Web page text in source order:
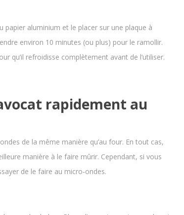
papier aluminium et le placer sur une plaque à
environ 10 minutes (ou plus) pour le ramollir.
qu’il refroidisse complètement avant de l’utiliser.
rapidement au
de la même manière qu’au four. En tout cas,
manière à le faire mûrir. Cependant, si vous
de le faire au micro-ondes.